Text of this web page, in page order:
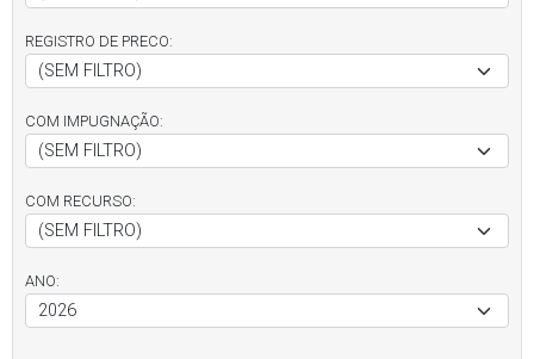
REGISTRO DE PRECO:
COM IMPUGNAÇÃO:
COM RECURSO:
ANO: